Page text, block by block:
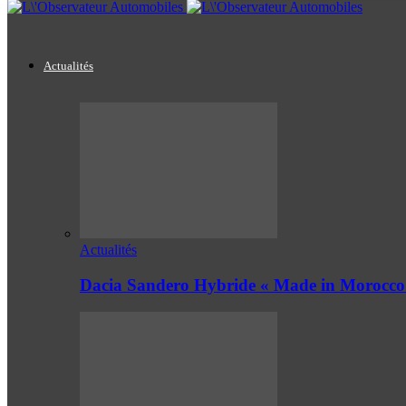
Actualités
Actualités
Dacia Sandero Hybride « Made in